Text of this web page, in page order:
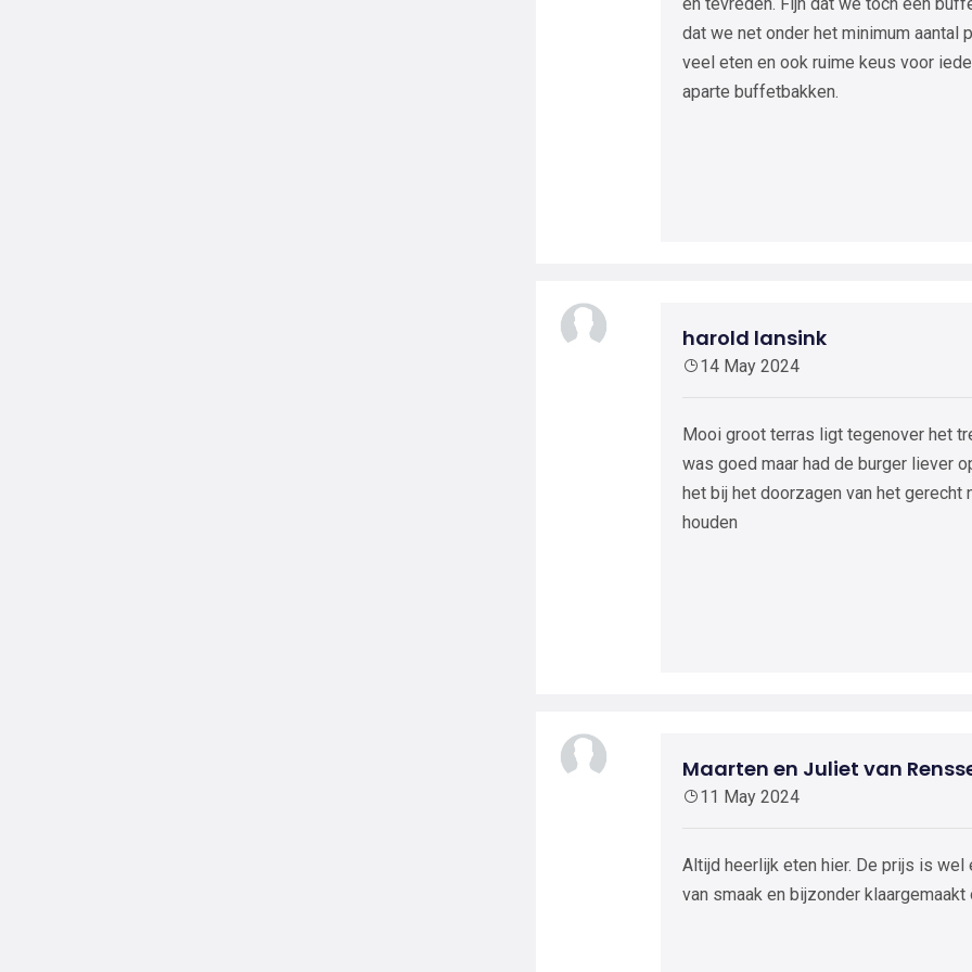
dat we net onder het minimum aantal
veel eten en ook ruime keus voor
aparte buffetbakken.
harold lansink
14 May 2024
Mooi groot terras ligt tegenover het
was goed maar had de burger liever
het bij het doorzagen van het
houden
Maarten en Juliet van
11 May 2024
Altijd heerlijk eten hier. De prijs is
van smaak en bijzonder